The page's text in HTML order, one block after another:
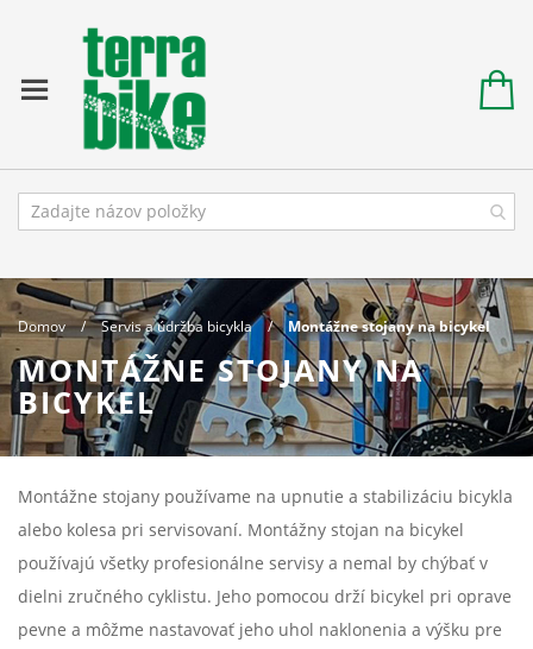
Domov Servis a údržba bicykla Montážne stojany na bicykel
MONTÁŽNE STOJANY NA
BICYKEL
Montážne stojany používame na upnutie a stabilizáciu bicykla
alebo kolesa pri servisovaní. Montážny stojan na bicykel
používajú všetky profesionálne servisy a nemal by chýbať v
dielni zručného cyklistu. Jeho pomocou drží bicykel pri oprave
pevne a môžme nastavovať jeho uhol naklonenia a výšku pre